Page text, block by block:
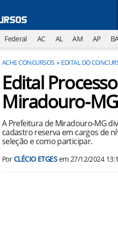
Federal AC AL AM AP
ACHE CONCURSOS EDITAL DO
Edital
Miradouro-
A Prefeitura de Miradouro-MG
cadastro reserva em cargos de
seleção e como participar.
PorCLÉCIO ETGESem 27/12/2024